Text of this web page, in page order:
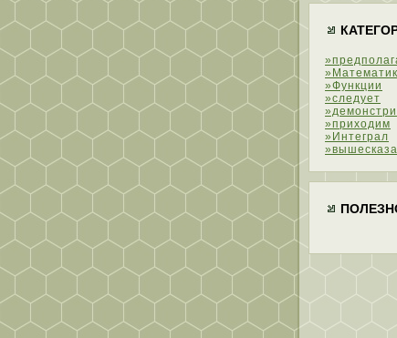
»Функции
»следует
»приходим
»Интеграл